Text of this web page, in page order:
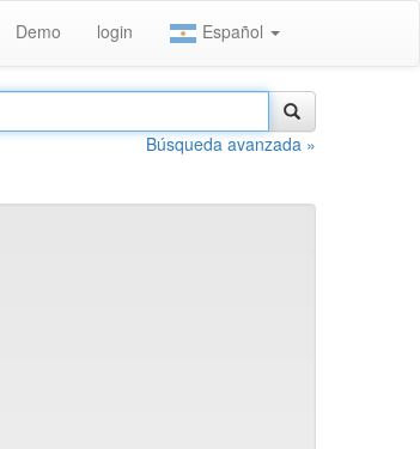
Demo login Español
Búsqueda avanzada »